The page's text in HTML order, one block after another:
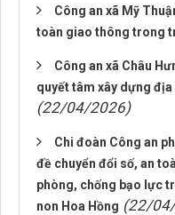
Công an xã Mỹ
toàn giao thông trong
Công an xã Châu
quyết tâm xây dựng
(22/04/2026)
Chi đoàn Công an
đề chuyển đổi số, an
phòng, chống bạo lực
non Hoa Hồng (22/